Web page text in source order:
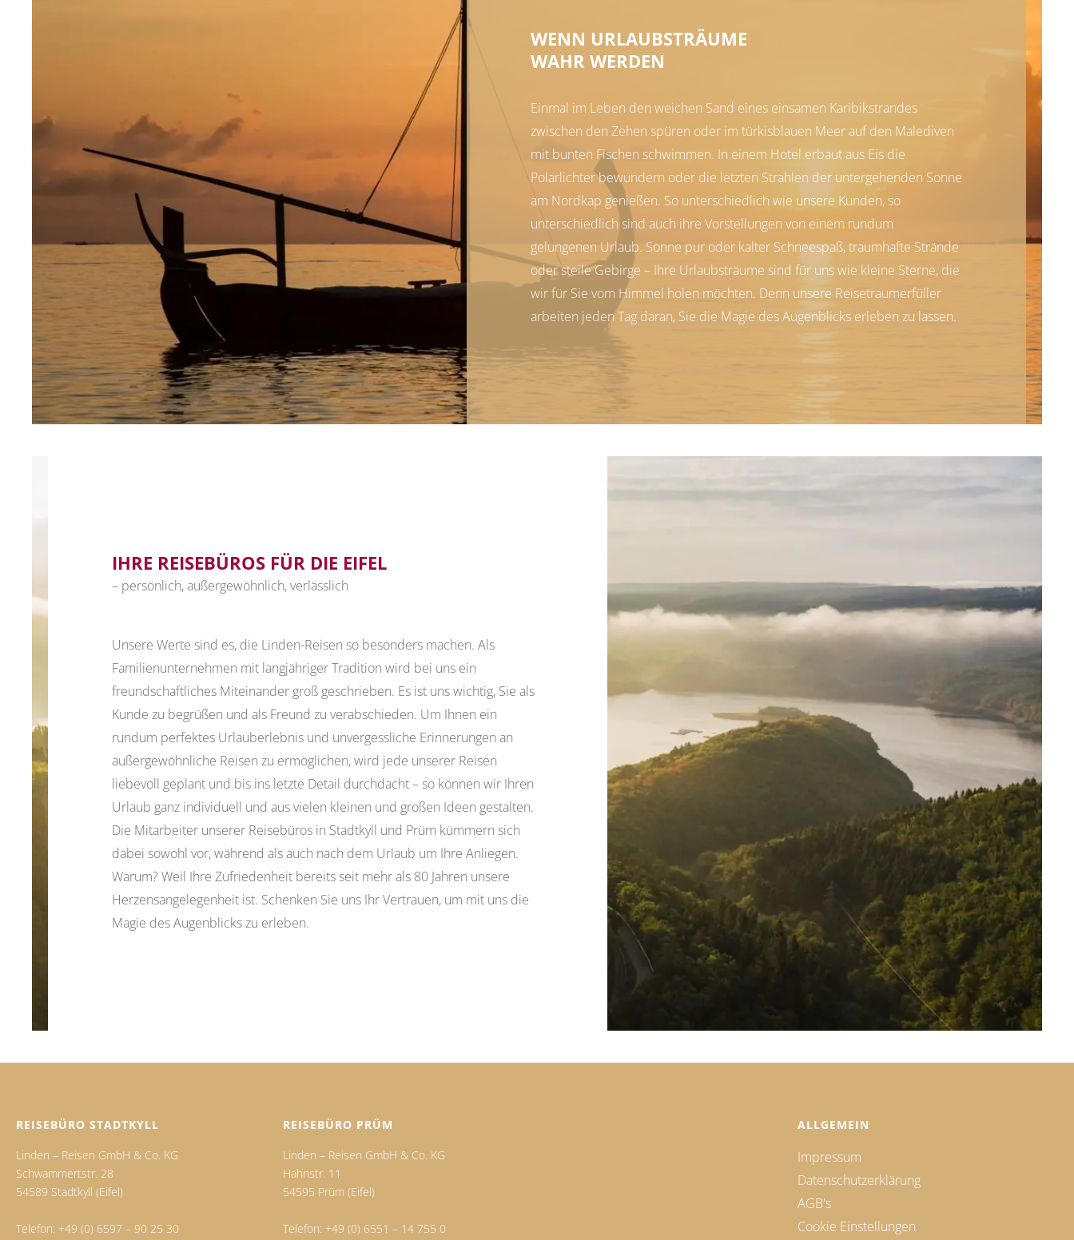
WENN URLAUBSTRÄUME
WAHR WERDEN
Einmal im Leben den weichen Sand eines einsamen Karibikstrandes
zwischen den Zehen spüren oder im türkisblauen Meer auf den Malediven
mit bunten Fischen schwimmen. In einem Hotel erbaut aus Eis die
Polarlichter bewundern oder die letzten Strahlen der untergehenden Sonne
am Nordkap genießen. So unterschiedlich wie unsere Kunden, so
unterschiedlich sind auch ihre Vorstellungen von einem rundum
gelungenen Urlaub. Sonne pur oder kalter Schneespaß, traumhafte Strände
oder steile Gebirge – Ihre Urlaubsträume sind für uns wie kleine Sterne, die
wir für Sie vom Himmel holen möchten. Denn unsere Reisetraumerfüller
arbeiten jeden Tag daran, Sie die Magie des Augenblicks erleben zu lassen.
IHRE REISEBÜROS FÜR DIE EIFEL
– persönlich, außergewöhnlich, verlässlich
Unsere Werte sind es, die Linden-Reisen so besonders machen. Als
Familienunternehmen mit langjähriger Tradition wird bei uns ein
freundschaftliches Miteinander groß geschrieben. Es ist uns wichtig, Sie als
Kunde zu begrüßen und als Freund zu verabschieden. Um Ihnen ein
rundum perfektes Urlauberlebnis und unvergessliche Erinnerungen an
außergewöhnliche Reisen zu ermöglichen, wird jede unserer Reisen
liebevoll geplant und bis ins letzte Detail durchdacht – so können wir Ihren
Urlaub ganz individuell und aus vielen kleinen und großen Ideen gestalten.
Die Mitarbeiter unserer Reisebüros in Stadtkyll und Prüm kümmern sich
dabei sowohl vor, während als auch nach dem Urlaub um Ihre Anliegen.
Warum? Weil Ihre Zufriedenheit bereits seit mehr als 80 Jahren unsere
Herzensangelegenheit ist. Schenken Sie uns Ihr Vertrauen, um mit uns die
Magie des Augenblicks zu erleben.
REISEBÜRO STADTKYLL
Linden – Reisen GmbH & Co. KG
Schwammertstr. 28
54589 Stadtkyll (Eifel)
Telefon: +49 (0) 6597 – 90 25 30
REISEBÜRO PRÜM
Linden – Reisen GmbH & Co. KG
Hahnstr. 11
54595 Prüm (Eifel)
Telefon: +49 (0) 6551 – 14 755 0
ALLGEMEIN
Impressum
Datenschutzerklärung
AGB's
Cookie Einstellungen